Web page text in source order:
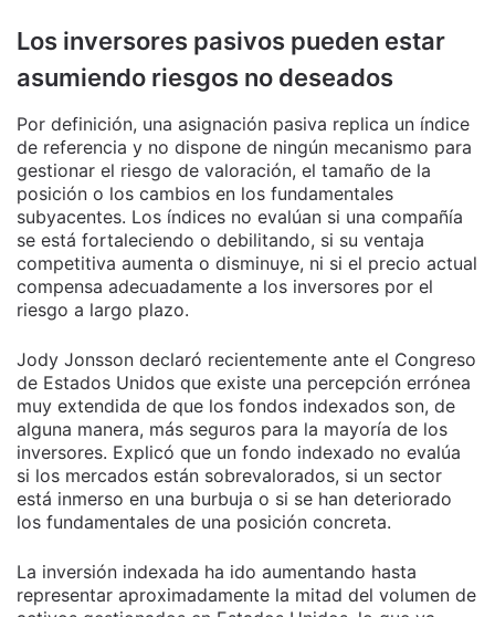
Los inversores pasivos pueden estar
asumiendo riesgos no deseados
Por definición, una asignación pasiva replica un índice
de referencia y no dispone de ningún mecanismo para
gestionar el riesgo de valoración, el tamaño de la
posición o los cambios en los fundamentales
subyacentes. Los índices no evalúan si una compañía
se está fortaleciendo o debilitando, si su ventaja
competitiva aumenta o disminuye, ni si el precio actual
compensa adecuadamente a los inversores por el
riesgo a largo plazo.
Jody Jonsson declaró recientemente ante el Congreso
de Estados Unidos que existe una percepción errónea
muy extendida de que los fondos indexados son, de
alguna manera, más seguros para la mayoría de los
inversores. Explicó que un fondo indexado no evalúa
si los mercados están sobrevalorados, si un sector
está inmerso en una burbuja o si se han deteriorado
los fundamentales de una posición concreta.
La inversión indexada ha ido aumentando hasta
representar aproximadamente la mitad del volumen de